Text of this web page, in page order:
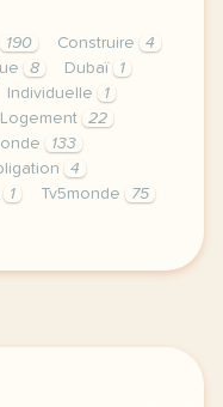
190 Construire
4
8 Dubaï
1
Individuelle
1
Logement
22
133
4
1 Tv5monde
75
est une priorite